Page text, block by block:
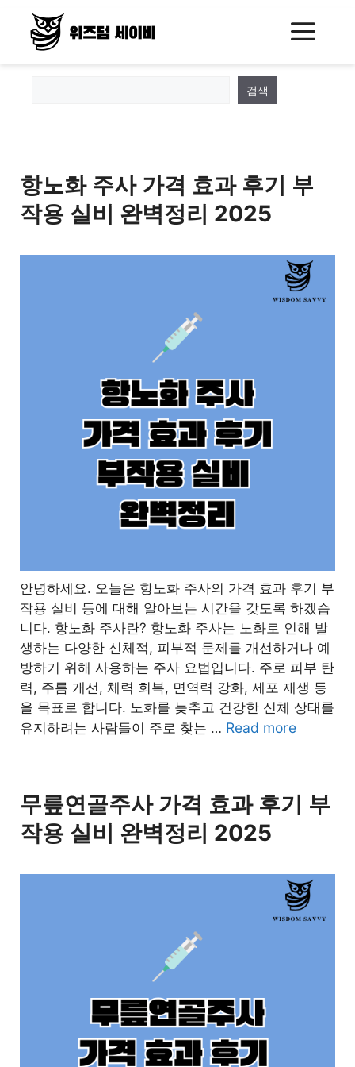
검색
항노화 주사 가격 효과 후기 부
작용 실비 완벽정리 2025
안녕하세요. 오늘은 항노화 주사의 가격 효과 후기 부
작용 실비 등에 대해 알아보는 시간을 갖도록 하겠습
니다. 항노화 주사란? 항노화 주사는 노화로 인해 발
생하는 다양한 신체적, 피부적 문제를 개선하거나 예
방하기 위해 사용하는 주사 요법입니다. 주로 피부 탄
력, 주름 개선, 체력 회복, 면역력 강화, 세포 재생 등
을 목표로 합니다. 노화를 늦추고 건강한 신체 상태를
유지하려는 사람들이 주로 찾는 … Read more
무릎연골주사 가격 효과 후기 부
작용 실비 완벽정리 2025